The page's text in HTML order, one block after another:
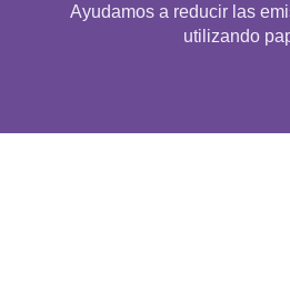
Ayudamos a reducir las
utilizando